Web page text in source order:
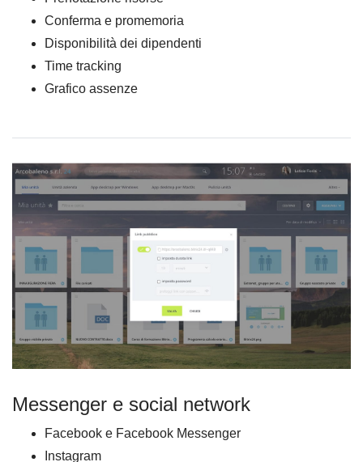
Conferma e promemoria
Disponibilità dei dipendenti
Time tracking
Grafico assenze
Messenger e social network
Facebook e Facebook Messenger
Instagram